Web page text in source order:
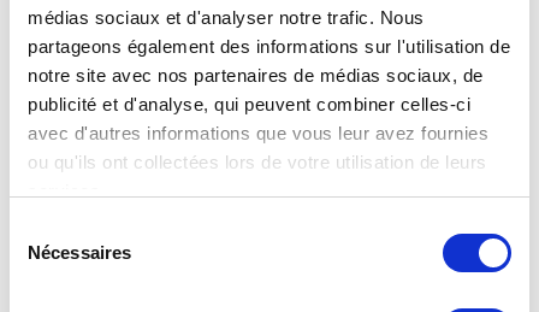
médias sociaux et d'analyser notre trafic. Nous
partageons également des informations sur l'utilisation de
notre site avec nos partenaires de médias sociaux, de
publicité et d'analyse, qui peuvent combiner celles-ci
avec d'autres informations que vous leur avez fournies
ou qu'ils ont collectées lors de votre utilisation de leurs
Nécessaires